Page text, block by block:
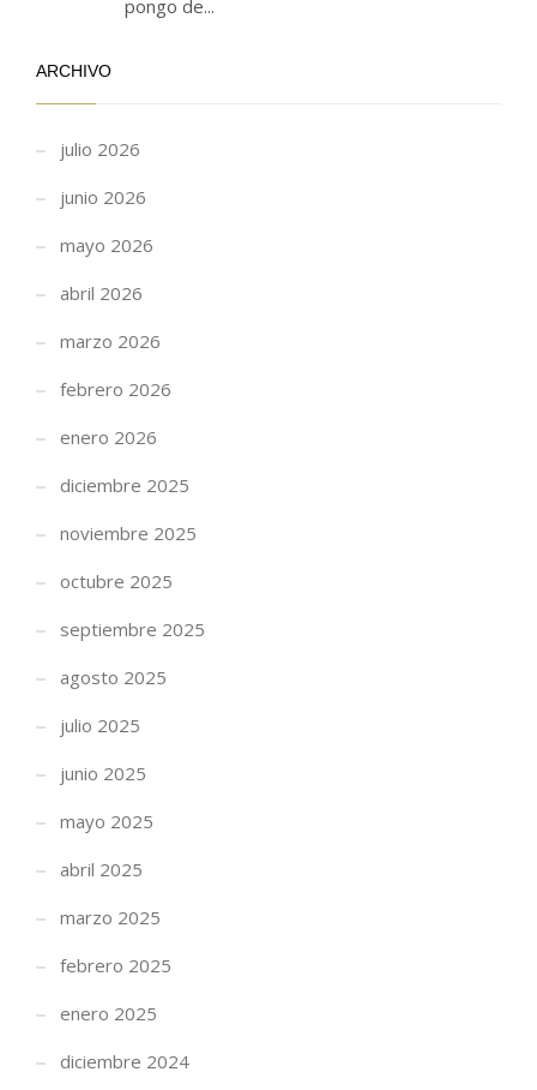
pongo de...
ARCHIVO
julio 2026
junio 2026
mayo 2026
abril 2026
marzo 2026
febrero 2026
enero 2026
diciembre 2025
noviembre 2025
octubre 2025
septiembre 2025
agosto 2025
julio 2025
junio 2025
mayo 2025
abril 2025
marzo 2025
febrero 2025
enero 2025
diciembre 2024